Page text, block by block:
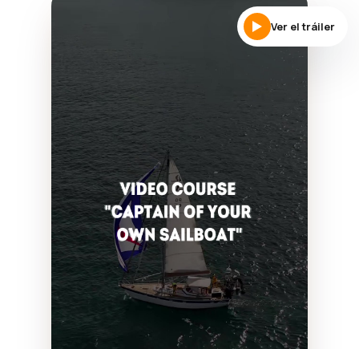
Ver el tráiler